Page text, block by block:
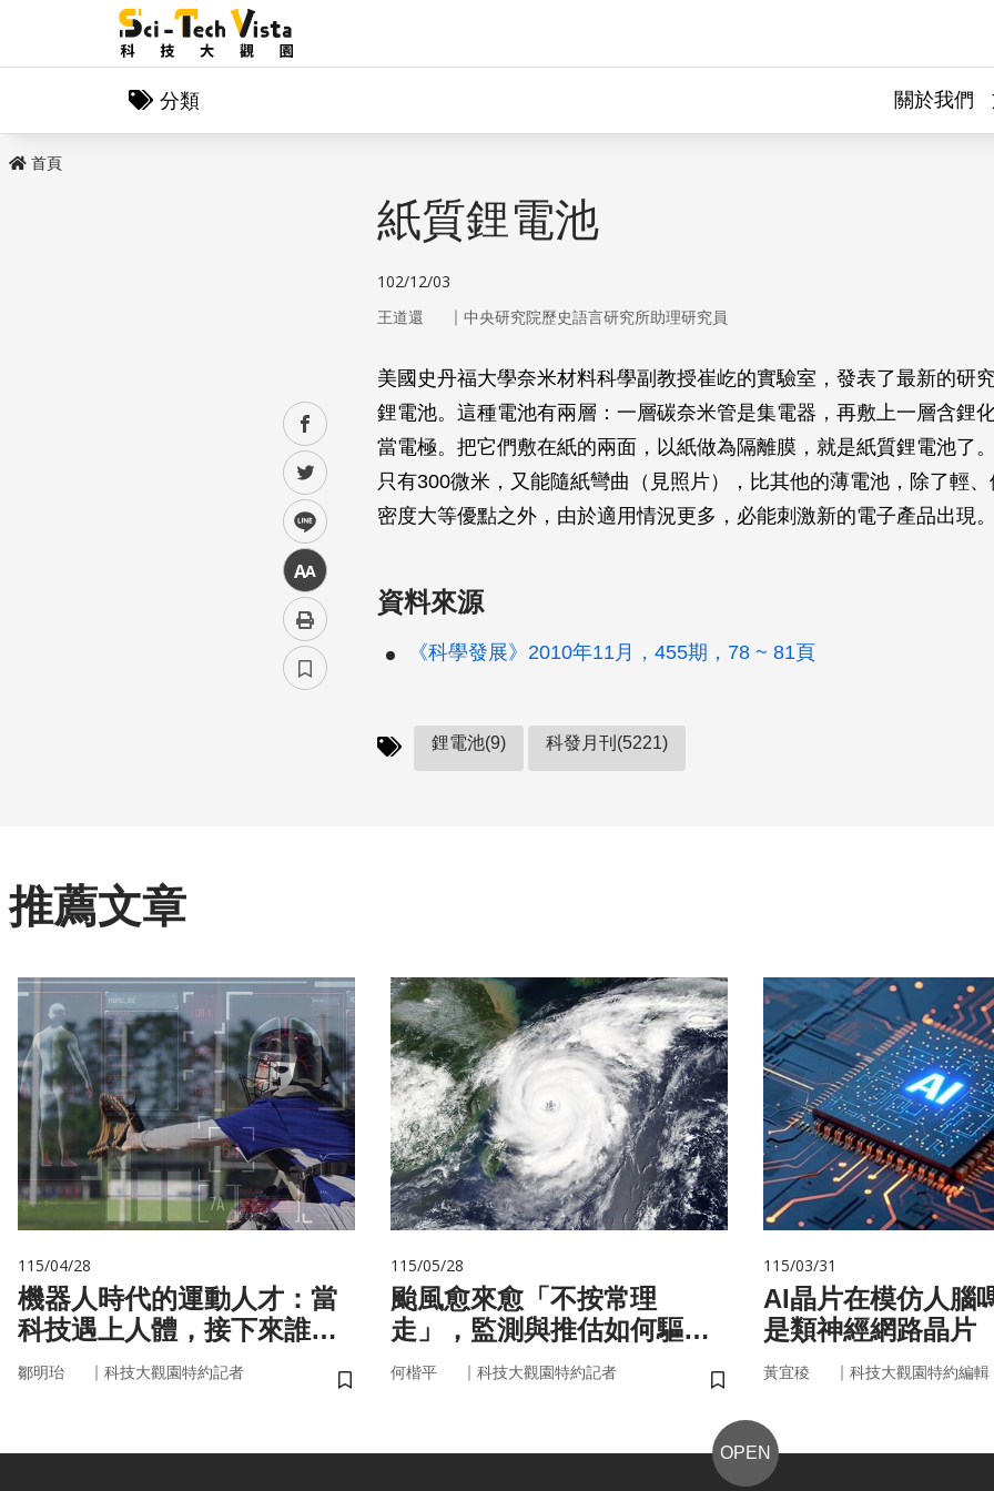
分類 關於我們
首頁
facebook
twitter
line
中
紙質鋰電池
102/12/03
王道還 ｜ 中央研究院歷史語言研究所助理研究員
美國史丹福大學奈米材料科學副教授崔屹的實驗室，發表了最新的研
鋰電池。這種電池有兩層：一層碳奈米管是集電器，再敷上一層含鋰
當電極。把它們敷在紙的兩面，以紙做為隔離膜，就是紙質鋰電池了
只有300微米，又能隨紙彎曲（見照片），比其他的薄電池，除了輕
密度大等優點之外，由於適用情況更多，必能刺激新的電子產品出現
資料來源
《科學發展》2010年11月，455期，78 ~ 81頁
鋰電池(9) 科發月刊(5221)
推薦文章
115/04/28
機器人時代的運動人才：當
科技遇上人體，接下來誰來
接手？
鄒明珆 ｜ 科技大觀園特約記者
儲存書籤
115/05/28
颱風愈來愈「不按常理
走」，監測與推估如何驅動
防災決策？
何楷平 ｜ 科技大觀園特約記者
儲存書籤
115/03/31
AI晶片在模仿人腦
是類神經網路晶片
黃宜稜 ｜ 科技大觀園特約編輯
OPEN